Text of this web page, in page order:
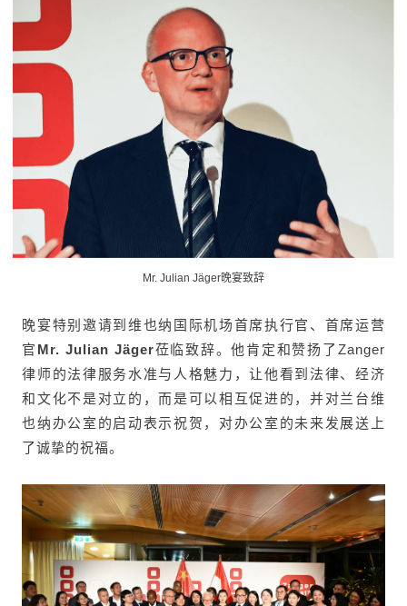
Mr. Julian Jäger晚宴致辞
晚宴特别邀请到维也纳国际机场首席执行官、首席运营
官 Mr. Julian Jäger莅临致辞。他肯定和赞扬了Zanger
律师的法律服务水准与人格魅力，让他看到法律、经济
和文化不是对立的，而是可以相互促进的，并对兰台维
也纳办公室的启动表示祝贺，对办公室的未来发展送上
了诚挚的祝福。